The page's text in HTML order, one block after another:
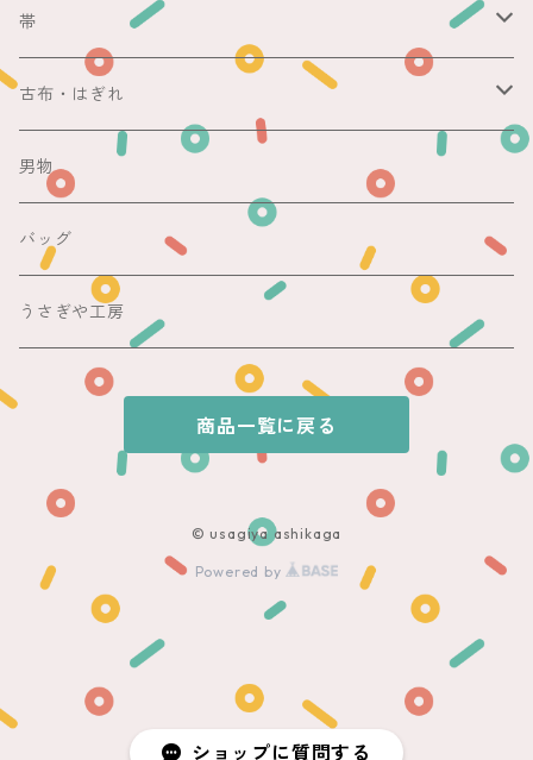
ショップに質問する
マスキングテープ
防虫香
銘仙
紬
単衣
銘仙
紬
夏
浴衣
夏着物
銘仙
その他
帯
名古屋帯
袋帯
昼夜帯
夏帯
古布・はぎれ
切売り
銘仙
銘仙集め
木綿・麻
男物
バッグ
うさぎや工房
商品一覧に戻る
© usagiya ashikaga
Powered by